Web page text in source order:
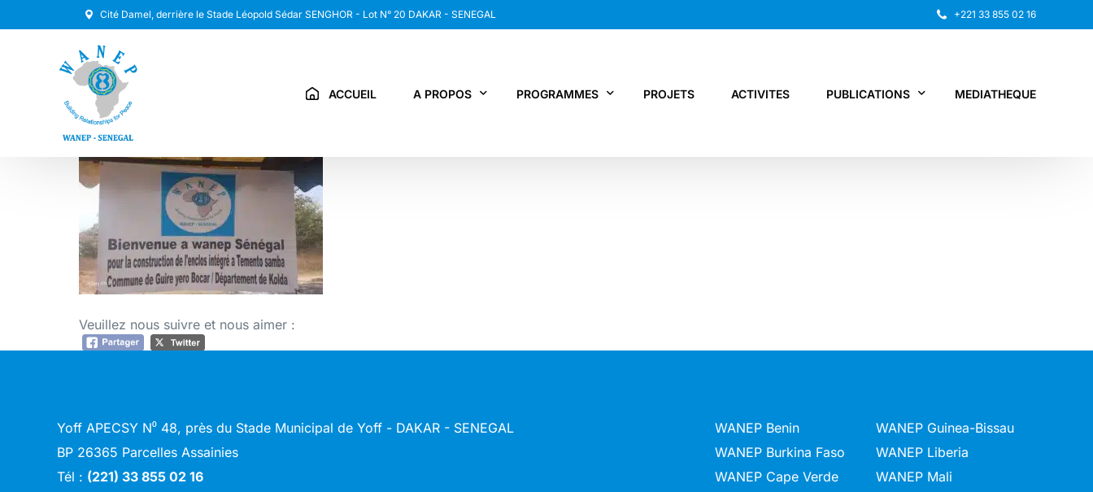
Cité Damel, derrière le Stade Léopold Sédar SENGHOR - Lot N° 20 DAKAR - SENEGAL +221 33 855 02 16
ACCUEIL A PROPOS PROGRAMMES PROJETS ACTIVITES PUBLICATIONS MEDIATHEQUE
Veuillez nous suivre et nous aimer :
Yoff APECSY N⁰ 48, près du Stade Municipal de Yoff - DAKAR - SENEGAL
BP 26365 Parcelles Assainies
Tél : (221) 33 855 02 16
WANEP Benin
WANEP Burkina Faso
WANEP Cape Verde
WANEP Guinea-Bissau
WANEP Liberia
WANEP Mali